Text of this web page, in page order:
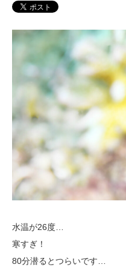
水温が26度…
寒すぎ！
80分潜るとつらいです…